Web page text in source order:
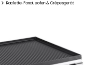
Raclette, Fondueofen & Crêpesgerät